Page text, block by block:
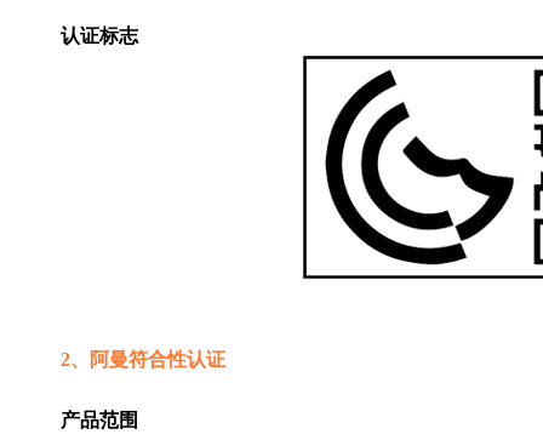
认证标志
2、阿曼符合性认证
产品范围